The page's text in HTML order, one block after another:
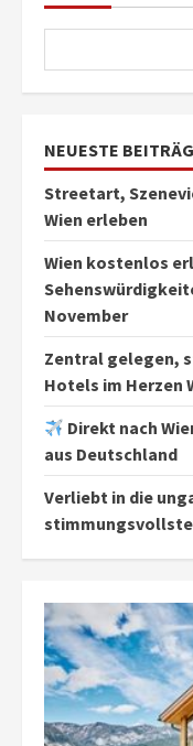
NEUESTE
Streetart,
Wien erleben
Wien kostenlos
November
Zentral gelegen,
Hotels im Herzen
Direkt nach
aus Deutschland
Verliebt in die